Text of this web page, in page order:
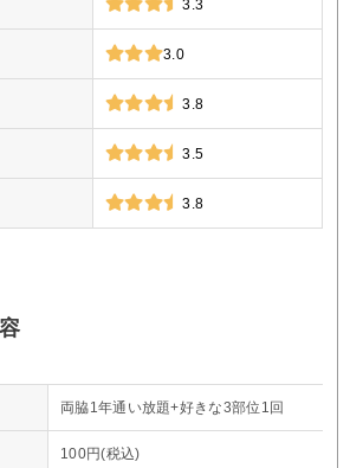
3.3
3.0
3.8
3.5
3.8
両脇1年通い放題+好きな3部位1回
100円(税込)